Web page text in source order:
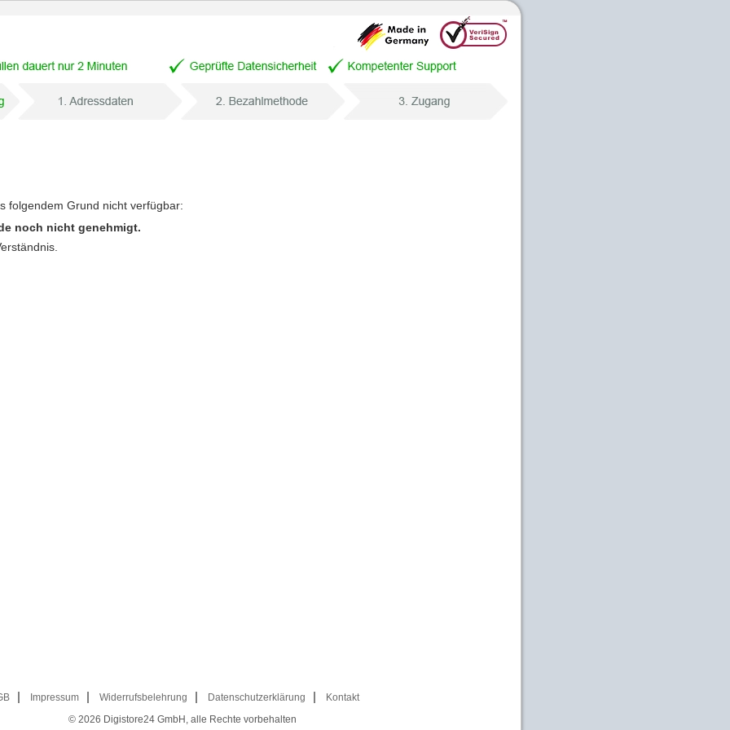
folgendem Grund nicht verfügbar:
noch nicht genehmigt.
Impressum Widerrufsbelehrung Datenschutzerklärung
Kontakt
© 2026 Digistore24 GmbH, alle Rechte vorbehalten